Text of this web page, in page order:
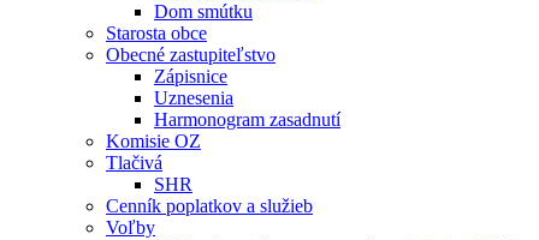
Dom smútku
Starosta obce
Obecné zastupiteľstvo
Zápisnice
Uznesenia
Harmonogram zasadnutí
Komisie OZ
Tlačivá
SHR
Cenník poplatkov a služieb
Voľby